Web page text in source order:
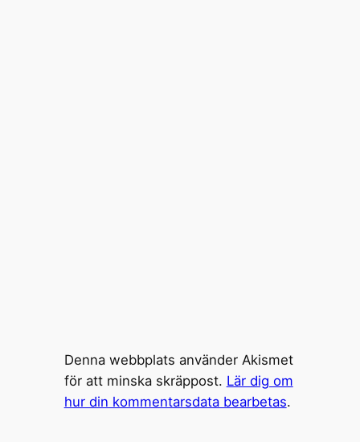
Denna webbplats använder Akismet
för att minska skräppost. Lär dig om
hur din kommentarsdata bearbetas.